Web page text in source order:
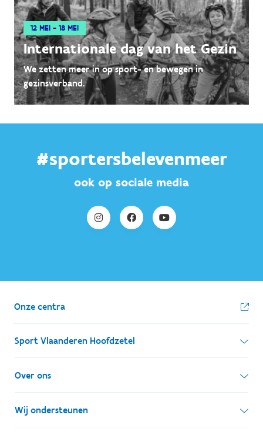
12 MEI - 18 MEI
Internationale dag van het Gezin
We zetten meer in op sport- en bewegen in
gezinsverband.
#sportersbelevenmeer
ook op sociale media
Onze centra
Sport Vlaanderen Hoofdzetel
Simon Bolivarlaan 17
1000 Brussel
Ondernemingsnummer: BE 0248.142.826
Over ons
Wie zijn we, wat doen we
Onze centra
Wij ondersteunen